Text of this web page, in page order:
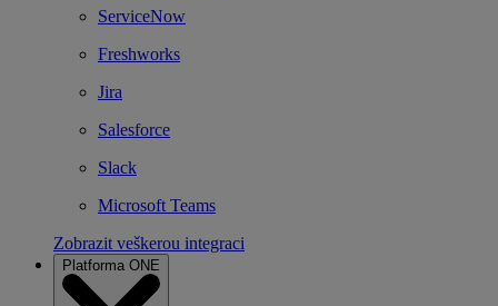
ServiceNow
Freshworks
Jira
Salesforce
Slack
Microsoft Teams
Zobrazit veškerou integraci
Platforma ONE